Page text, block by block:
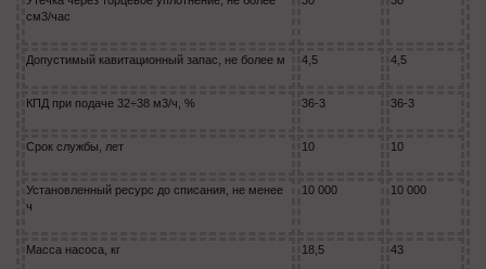
см3/час
Допустимый кавитационный запас, не более м 4,5 4,5
КПД при подаче 32÷38 м3/ч, % 36-3 36-3
Срок службы, лет 10 10
Установленный ресурс до списания, не менее
ч
10 000 10 000
Масса насоса, кг 18,5 43